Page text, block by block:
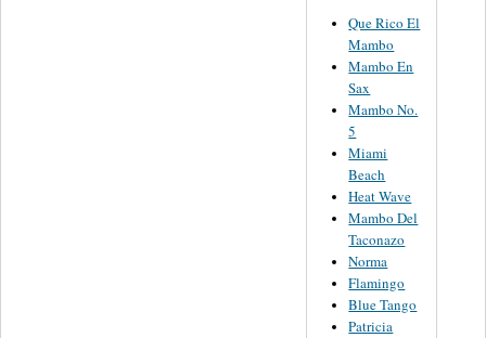
Que Rico El
Mambo
Mambo En
Sax
Mambo No.
5
Miami
Beach
Heat Wave
Mambo Del
Taconazo
Norma
Flamingo
Blue Tango
Patricia